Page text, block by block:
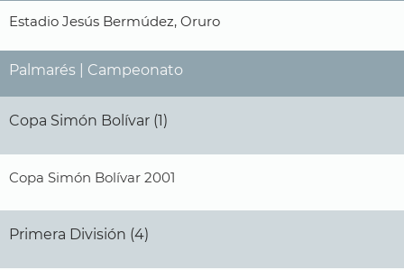
Estadio Jesús Bermúdez, Oruro
Palmarés | Campeonato
Copa Simón Bolívar (1)
Copa Simón Bolívar 2001
Primera División (4)